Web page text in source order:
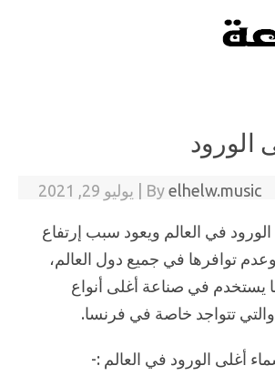
الورود
Byelhelw.music يوليو 29, 2021
الورود في العالم ويعود سبب إرتفاع
وعدم توافرها في جميع دول العالم،
يستخدم في صناعة أغلى أنواع
والتي تتواجد خاصة في فرنسا.
أغلى الورود في العالم :-